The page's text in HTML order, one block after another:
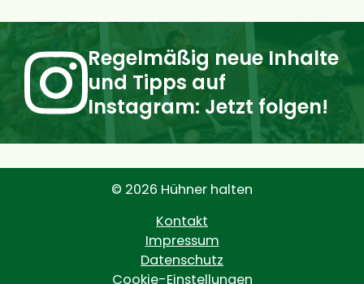
Regelmäßig neue Inhalte
und Tipps auf
Instagram: Jetzt folgen!
© 2026 Hühner halten
Kontakt
Impressum
Datenschutz
Cookie-Einstellungen